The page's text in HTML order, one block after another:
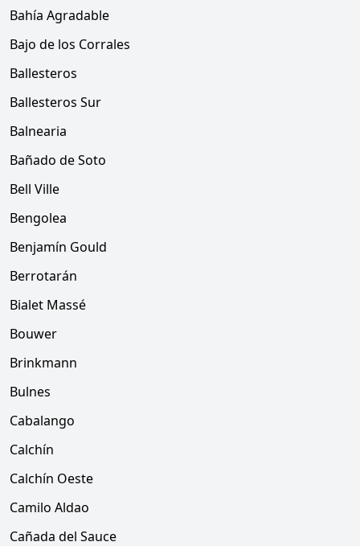
Bahía Agradable
Bajo de los Corrales
Ballesteros
Ballesteros Sur
Balnearia
Bañado de Soto
Bell Ville
Bengolea
Benjamín Gould
Berrotarán
Bialet Massé
Bouwer
Brinkmann
Bulnes
Cabalango
Calchín
Calchín Oeste
Camilo Aldao
Cañada del Sauce